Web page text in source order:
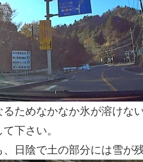
ためなかなか氷が溶けな
下さい。
日陰で土の部分には雪が